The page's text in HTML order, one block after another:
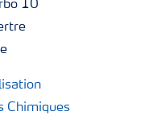
10
Chimiques